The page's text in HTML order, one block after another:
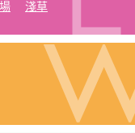
淺草